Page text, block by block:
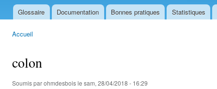
Menu principal
Glossaire Documentation Bonnes pratiques Statistiques
Accueil
colon
Soumis parohmdesboisle sam, 28/04/2018 - 16:29